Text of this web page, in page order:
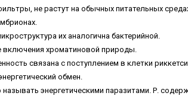
не растут на обычных питательных
их аналогична бактерийной.
включения хроматиновой природы.
связана с поступлением в клетки
обмен.
энергетическими паразитами. Р.